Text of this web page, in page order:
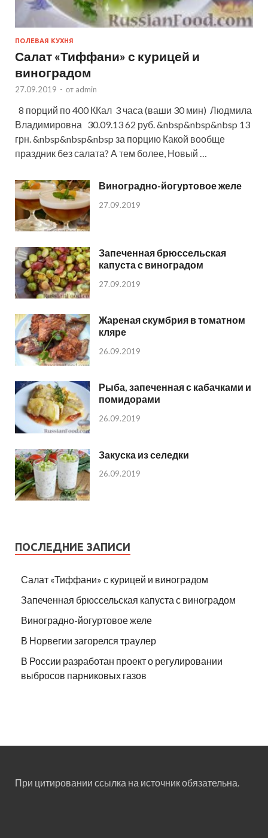
ПОЛЕВАЯ КУХНЯ
Салат «Тиффани» с курицей и
виноградом
27.09.2019 - от admin
8 порций по 400 ККал 3 часа (ваши 30 мин) Людмила
Владимировна 30.09.13 62 руб. &nbsp&nbsp&nbsp 13
грн. &nbsp&nbsp&nbsp за порцию Какой вообще
праздник без салата? А тем более, Новый …
Виноградно-йогуртовое желе
27.09.2019
Запеченная брюссельская
капуста с виноградом
27.09.2019
Жареная скумбрия в томатном
кляре
26.09.2019
Рыба, запеченная с кабачками и
помидорами
26.09.2019
Закуска из селедки
26.09.2019
ПОСЛЕДНИЕ ЗАПИСИ
Салат «Тиффани» с курицей и виноградом
Запеченная брюссельская капуста с виноградом
Виноградно-йогуртовое желе
В Норвегии загорелся траулер
В России разработан проект о регулировании
выбросов парниковых газов
При цитировании ссылка на источник обязательна.